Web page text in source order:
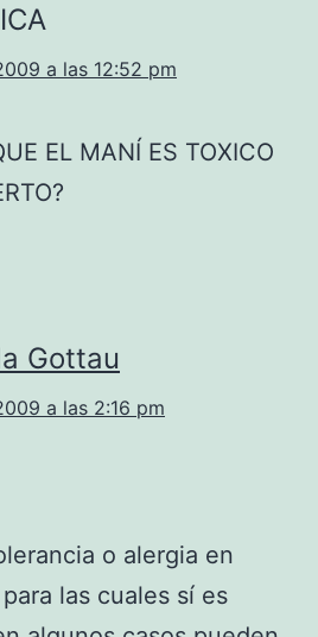
a las 12:52 pm
EL MANÍ ES TOXICO
Gottau
a las 2:16 pm
o alergia en
las cuales sí es